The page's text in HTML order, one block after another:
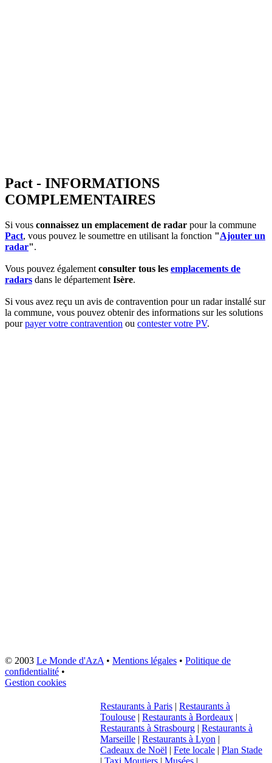
Pact - INFORMATIONS
COMPLEMENTAIRES
Si vous connaissez un emplacement de radar pour la commune
Pact, vous pouvez le soumettre en utilisant la fonction "Ajouter un
radar".
Vous pouvez égalementconsulter tous les emplacements de
radars dans le départementIsère.
Si vous avez reçu un avis de contravention pour un radar installé sur
la commune, vous pouvez obtenir des informations sur les solutions
pourpayer votre contravention ou contester votre PV.
© 2003 Le Monde d'AzA• Mentions légales • Politique de
confidentialité •
Gestion cookies
Restaurants à Paris | Restaurants à
Toulouse | Restaurants à Bordeaux |
Restaurants à Strasbourg | Restaurants à
Marseille | Restaurants à Lyon |
Cadeaux de Noël | Fete locale | Plan Stade